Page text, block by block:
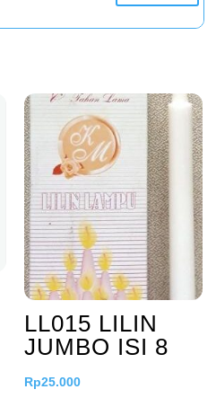
LL015 LILIN
JUMBO ISI 8
Rp25.000